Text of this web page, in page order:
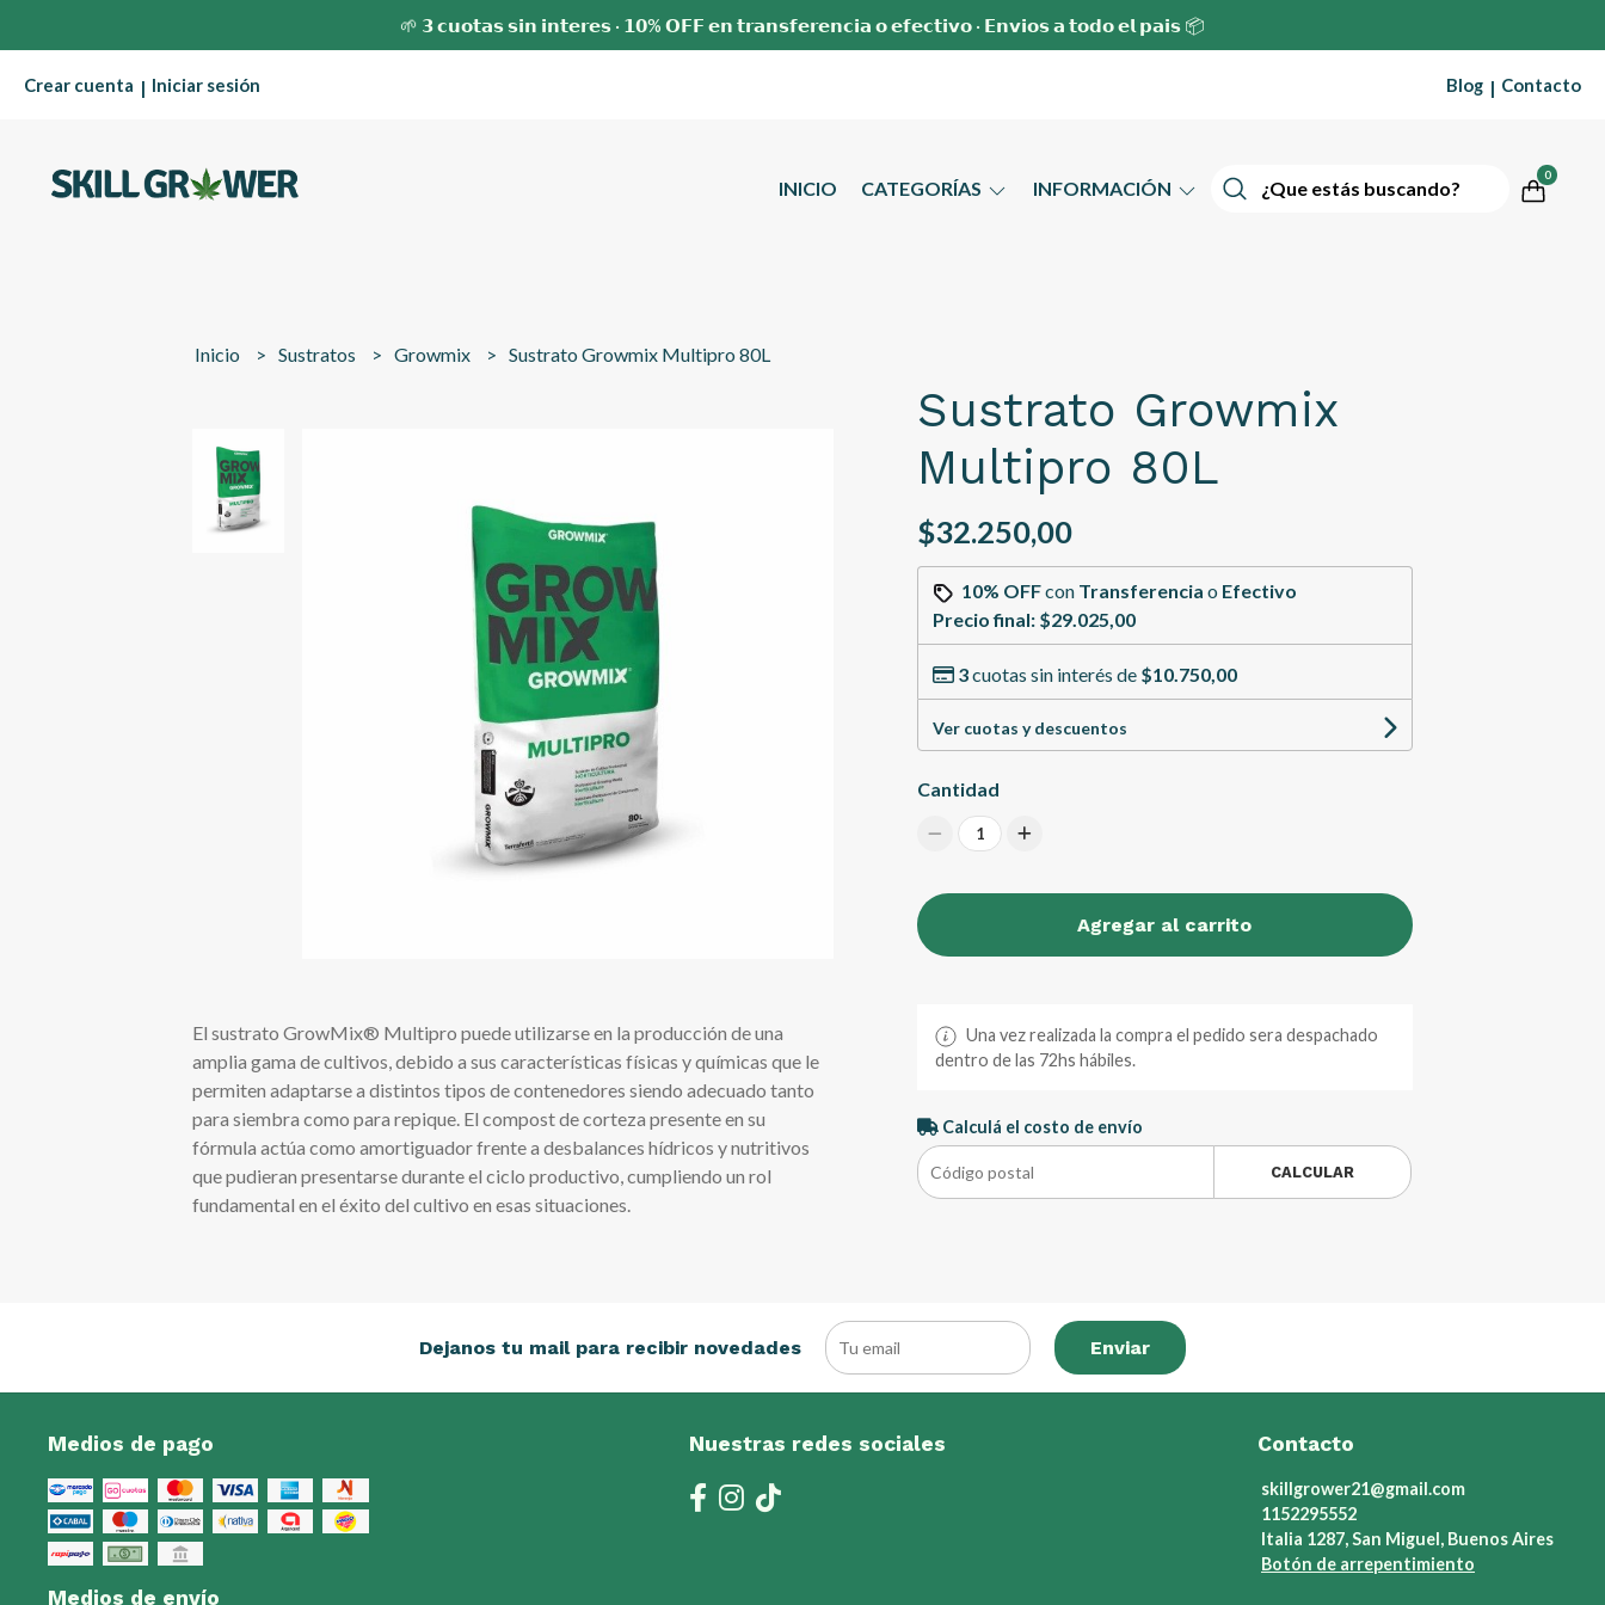
🌱 𝟯 𝗰𝘂𝗼𝘁𝗮𝘀 𝘀𝗶𝗻 𝗶𝗻𝘁𝗲𝗿𝗲𝘀 · 𝟭𝟬% 𝗢𝗙𝗙 𝗲𝗻 𝘁𝗿𝗮𝗻𝘀𝗳𝗲𝗿𝗲𝗻𝗰𝗶𝗮 𝗼 𝗲𝗳𝗲𝗰𝘁𝗶𝘃𝗼 · 𝗘𝗻𝘃𝗶𝗼𝘀 𝗮 𝘁𝗼𝗱𝗼 𝗲𝗹 𝗽𝗮𝗶𝘀 📦
Crear cuenta | Iniciar sesión Blog | Contacto
INICIO CATEGORÍAS INFORMACIÓN
0
Inicio Sustratos Growmix Sustrato Growmix Multipro 80L
El sustrato GrowMix® Multipro puede utilizarse en la producción de una
amplia gama de cultivos, debido a sus características físicas y químicas que le
permiten adaptarse a distintos tipos de contenedores siendo adecuado tanto
para siembra como para repique. El compost de corteza presente en su
fórmula actúa como amortiguador frente a desbalances hídricos y nutritivos
que pudieran presentarse durante el ciclo productivo, cumpliendo un rol
fundamental en el éxito del cultivo en esas situaciones.
Sustrato Growmix
Multipro 80L
$32.250,00
10% OFFcon Transferencia o Efectivo
Precio final: $29.025,00
3cuotas sin interés de $10.750,00
Ver cuotas y descuentos
Cantidad
1
Agregar al carrito
Una vez realizada la compra el pedido sera despachado
dentro de las 72hs hábiles.
Calculá el costo de envío
CALCULAR
Dejanos tu mail para recibir novedades Enviar
Medios de pago
Medios de envío
Nuestras redes sociales Contacto
skillgrower21@gmail.com
1152295552
Italia 1287, San Miguel, Buenos Aires
Botón de arrepentimiento